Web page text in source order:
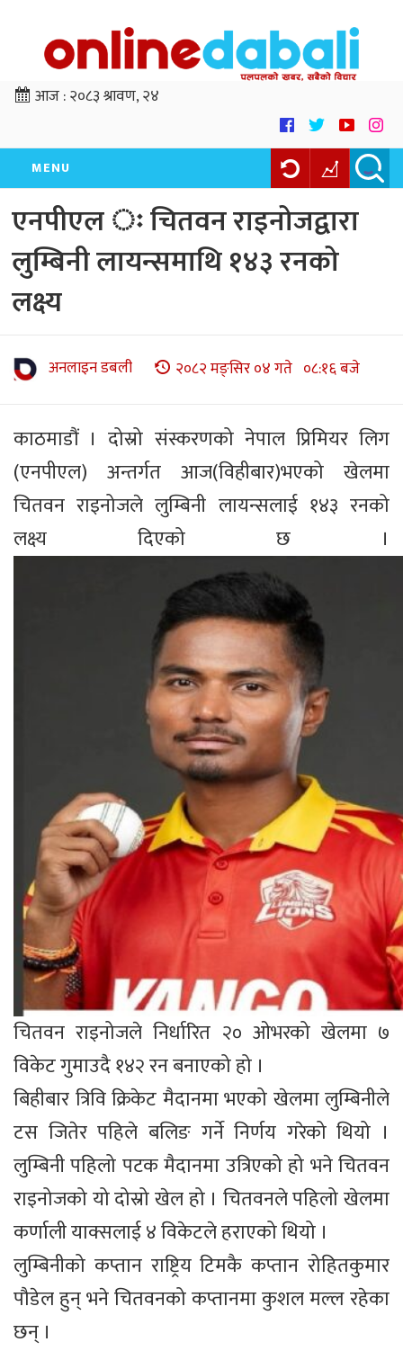
आज :२०८३ श्रावण, २४
MENU
एनपीएल ः चितवन राइनोजद्वारा
लुम्बिनी लायन्समाथि १४३ रनको
लक्ष्य
अनलाइन डबली २०८२ मङ्सिर ०४ गते ०८:१६ बजे
काठमाडौं । दोस्रो संस्करणको नेपाल प्रिमियर लिग
(एनपीएल) अन्तर्गत आज(विहीबार)भएको खेलमा
चितवन राइनोजले लुम्बिनी लायन्सलाई १४३ रनको
लक्ष्य दिएको छ ।
चितवन राइनोजले निर्धारित २० ओभरको खेलमा ७
विकेट गुमाउदै १४२ रन बनाएको हो ।
बिहीबार त्रिवि क्रिकेट मैदानमा भएको खेलमा लुम्बिनीले
टस जितेर पहिले बलिङ गर्ने निर्णय गरेको थियो ।
लुम्बिनी पहिलो पटक मैदानमा उत्रिएको हो भने चितवन
राइनोजको यो दोस्रो खेल हो । चितवनले पहिलो खेलमा
कर्णाली याक्सलाई ४ विकेटले हराएको थियो ।
लुम्बिनीको कप्तान राष्ट्रिय टिमकै कप्तान रोहितकुमार
पौडेल हुन् भने चितवनको कप्तानमा कुशल मल्ल रहेका
छन् ।